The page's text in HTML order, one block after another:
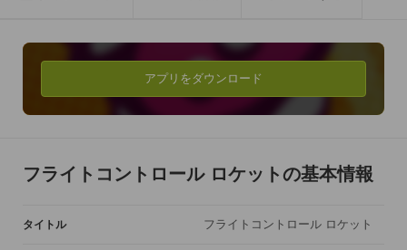
天地球型惑星の地球を出て、新たな銀河の冒険、アクション、
道を描くゲームプレイの旅に乗り出そう。
新たな旅が待ち構えている
・4つの新しいボット
シンプルな内容に、主要なコンテンツ
アプリをダウンロード
フライトコントロール ロケットの基本情報
タイトル フライトコントロール ロケット